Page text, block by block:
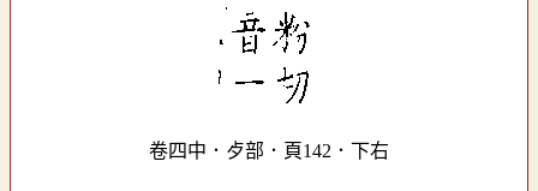
卷四中．歺部．頁142．下右